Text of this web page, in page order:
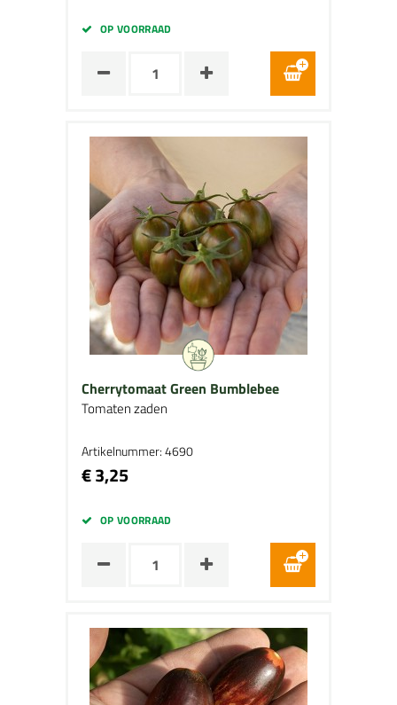
OP VOORRAAD
Cherrytomaat Green Bumblebee
Tomaten zaden
Artikelnummer: 4690
€ 3,25
OP VOORRAAD